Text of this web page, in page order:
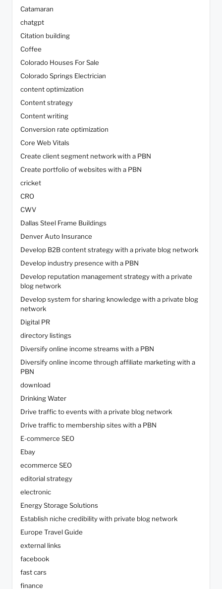
Catamaran
chatgpt
Citation building
Coffee
Colorado Houses For Sale
Colorado Springs Electrician
content optimization
Content strategy
Content writing
Conversion rate optimization
Core Web Vitals
Create client segment network with a PBN
Create portfolio of websites with a PBN
cricket
CRO
CWV
Dallas Steel Frame Buildings
Denver Auto Insurance
Develop B2B content strategy with a private blog network
Develop industry presence with a PBN
Develop reputation management strategy with a private
blog network
Develop system for sharing knowledge with a private blog
network
Digital PR
directory listings
Diversify online income streams with a PBN
Diversify online income through affiliate marketing with a
PBN
download
Drinking Water
Drive traffic to events with a private blog network
Drive traffic to membership sites with a PBN
E-commerce SEO
Ebay
ecommerce SEO
editorial strategy
electronic
Energy Storage Solutions
Establish niche credibility with private blog network
Europe Travel Guide
external links
facebook
fast cars
finance